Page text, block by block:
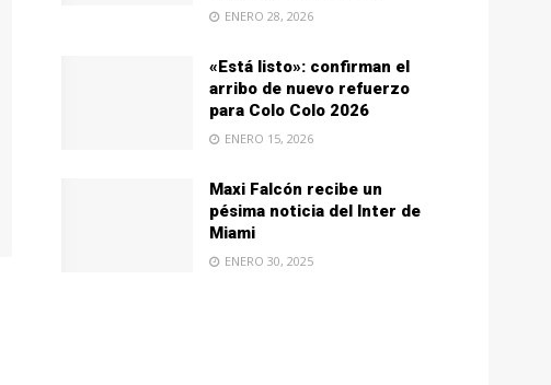
ENERO 28, 2026
«Está listo»: confirman el
arribo de nuevo refuerzo
para Colo Colo 2026
ENERO 15, 2026
Maxi Falcón recibe un
pésima noticia del Inter de
Miami
ENERO 30, 2025